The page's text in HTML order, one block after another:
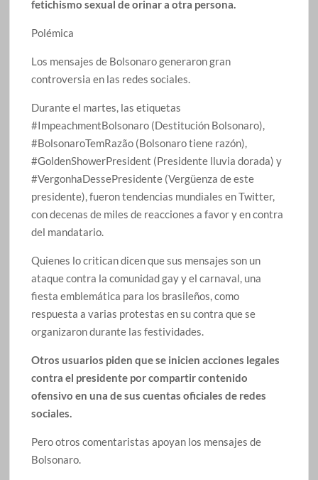
fetichismo sexual de orinar a otra persona.
Polémica
Los mensajes de Bolsonaro generaron gran
controversia en las redes sociales.
Durante el martes, las etiquetas
#ImpeachmentBolsonaro (Destitución Bolsonaro),
#BolsonaroTemRazão (Bolsonaro tiene razón),
#GoldenShowerPresident (Presidente lluvia dorada) y
#VergonhaDessePresidente (Vergüenza de este
presidente), fueron tendencias mundiales en Twitter,
con decenas de miles de reacciones a favor y en contra
del mandatario.
Quienes lo critican dicen que sus mensajes son un
ataque contra la comunidad gay y el carnaval, una
fiesta emblemática para los brasileños, como
respuesta a varias protestas en su contra que se
organizaron durante las festividades.
Otros usuarios piden que se inicien acciones legales
contra el presidente por compartir contenido
ofensivo en una de sus cuentas oficiales de redes
sociales.
Pero otros comentaristas apoyan los mensajes de
Bolsonaro.